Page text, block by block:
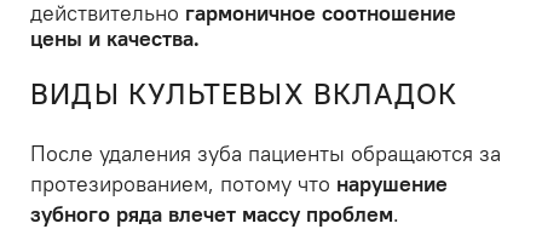
действительно гармоничное соотношение
цены и качества.
ВИДЫ КУЛЬТЕВЫХ ВКЛАДОК
После удаления зуба пациенты обращаются за
протезированием, потому что нарушение
зубного ряда влечет массу проблем.